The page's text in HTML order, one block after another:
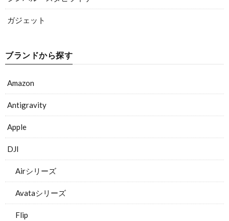
ガジェット
ブランドから探す
Amazon
Antigravity
Apple
DJI
Airシリーズ
Avataシリーズ
Flip